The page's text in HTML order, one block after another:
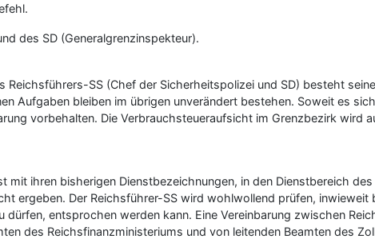
des SD (Generalgrenzinspekteur).
SS (Chef der Sicherheitspolizei und SD) besteht
Aufgaben bleiben im übrigen unverändert bestehen. Soweit es
vorbehalten. Die Verbrauchsteueraufsicht im Grenzbezirk wird
ihren bisherigen Dienstbezeichnungen, in den Dienstbereich
ergeben. Der Reichsführer-SS wird wohlwollend prüfen, inwieweit
entsprochen werden kann. Eine Vereinbarung zwischen
des Reichsfinanzministeriums und von leitenden Beamten des